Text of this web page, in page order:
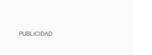
PUBLICIDAD